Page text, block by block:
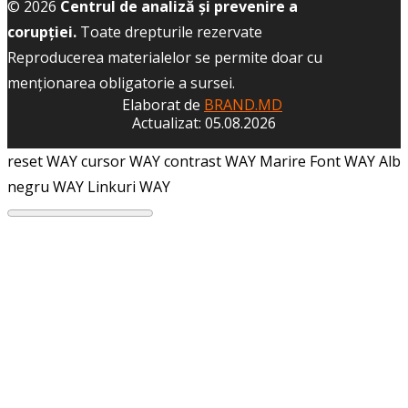
© 2026 Centrul de analiză și prevenire a
corupției. Toate drepturile rezervate
Reproducerea materialelor se permite doar cu
menţionarea obligatorie a sursei.
Elaborat de BRAND.MD
Actualizat: 05.08.2026
reset WAYcursor WAYcontrast WAY Marire Font WAYAlb
negru WAY Linkuri WAY